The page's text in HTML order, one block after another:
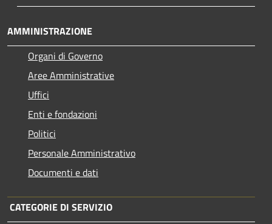
AMMINISTRAZIONE
Organi di Governo
Aree Amministrative
Uffici
Enti e fondazioni
Politici
Personale Amministrativo
Documenti e dati
CATEGORIE DI SERVIZIO